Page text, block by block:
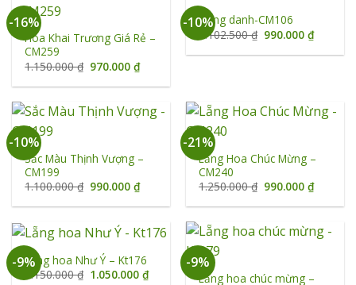
-16%
Hoa Khai Trương Giá Rẻ –
CM259
1.150.000₫ Giá
gốc
là:
970.000₫Giá
tại
970.000 ₫.
-10%Công danh-CM106
1.102.500₫ Giá
gốc
là:
990.000₫Giá
tại
-10%
Sắc Màu Thịnh Vượng –
CM199
1.100.000₫ Giá
gốc
là:
990.000₫Giá
tại
990.000 ₫.
-21%
Lẵng Hoa Chúc Mừng –
CM240
1.250.000₫ Giá
gốc
là:
990.000₫Giá
tại
-9%Lẵng hoa Như Ý – Kt176
1.150.000₫ Giá
1.050.000₫Giá
-9%
Lẵng hoa chúc mừng –